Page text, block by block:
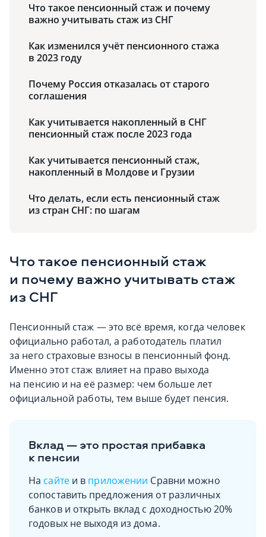
Что такое пенсионный стаж и почему
важно учитывать стаж из СНГ
Как изменился учёт пенсионного стажа
в 2023 году
Почему Россия отказалась от старого
соглашения
Как учитывается накопленный в СНГ
пенсионный стаж после 2023 года
Как учитывается пенсионный стаж,
накопленный в Молдове и Грузии
Что делать, если есть пенсионный стаж
из стран СНГ: по шагам
Что такое пенсионный стаж
и почему важно учитывать стаж
из СНГ
Пенсионный стаж — это всё время, когда человек
официально работал, а работодатель платил
за него страховые взносы в пенсионный фонд.
Именно этот стаж влияет на право выхода
на пенсию и на её размер: чем больше лет
официальной работы, тем выше будет пенсия.
Вклад — это простая прибавка
к пенсии
На сайтеи в приложении Сравни можно
сопоставить предложения от различных
банков и открыть вклад с доходностью 20%
годовых не выходя из дома.